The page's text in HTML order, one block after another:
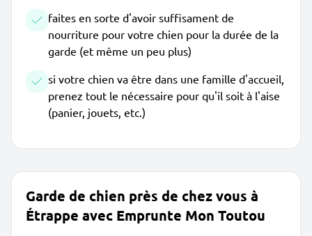
faites en sorte d'avoir suffisament de
nourriture pour votre chien pour la durée de la
garde (et même un peu plus)
si votre chien va être dans une famille d'accueil,
prenez tout le nécessaire pour qu'il soit à l'aise
(panier, jouets, etc.)
Garde de chien près de chez vous à
Étrappe avec Emprunte Mon Toutou